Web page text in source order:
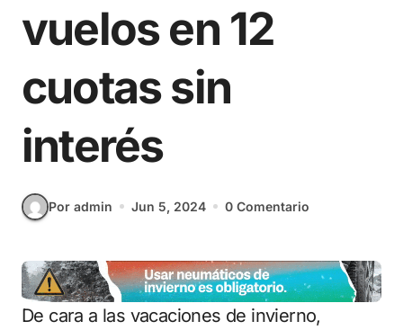
vuelos en 12
cuotas sin
interés
Por admin Jun 5, 2024 0 Comentario
De cara a las vacaciones de invierno,